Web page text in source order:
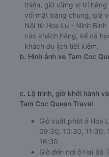
thiện, giữ vững vị trí
với mặt bằng chung, giá
Nội từ Hoa Lư - Ninh
các khách hàng, kể cả
khách du lịch tiết kiệm.
b. Hình ảnh xe Tam Coc
c. Lộ trình, giờ khởi hành
Tam Coc Queen Travel
Giờ xuất phát ở Hoa
09:30, 10:30, 11:30,
16:30
Giờ đến nơi ở Hai Bà